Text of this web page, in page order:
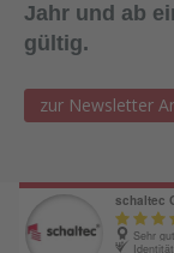
Jahr und ab
gültig.
zur Newsletter